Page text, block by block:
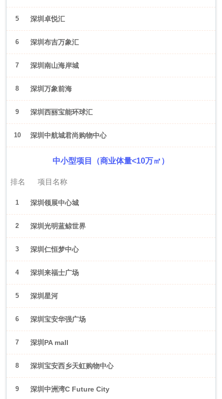
5 深圳卓悦汇
6 深圳布吉万象汇
7 深圳南山海岸城
8 深圳万象前海
9 深圳西丽宝能环球汇
10 深圳中航城君尚购物中心
中小型项目（商业体量<10万㎡）
排名 项目名称
1 深圳领展中心城
2 深圳光明蓝鲸世界
3 深圳仁恒梦中心
4 深圳来福士广场
5 深圳星河
WORLD·COCOPark
6 深圳宝安华强广场
7 深圳PA mall
8 深圳宝安西乡天虹购物中心
9 深圳中洲湾C Future City